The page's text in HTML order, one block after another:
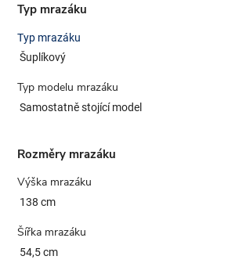
Typ mrazáku
Typ mrazáku
Šuplíkový
Typ modelu mrazáku
Samostatně stojící model
Rozměry mrazáku
Výška mrazáku
138 cm
Šířka mrazáku
54,5 cm